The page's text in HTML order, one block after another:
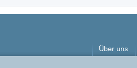
Über uns